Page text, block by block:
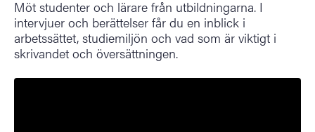
Möt studenter och lärare från utbildningarna. I
intervjuer och berättelser får du en inblick i
arbetssättet, studiemiljön och vad som är viktigt i
skrivandet och översättningen.